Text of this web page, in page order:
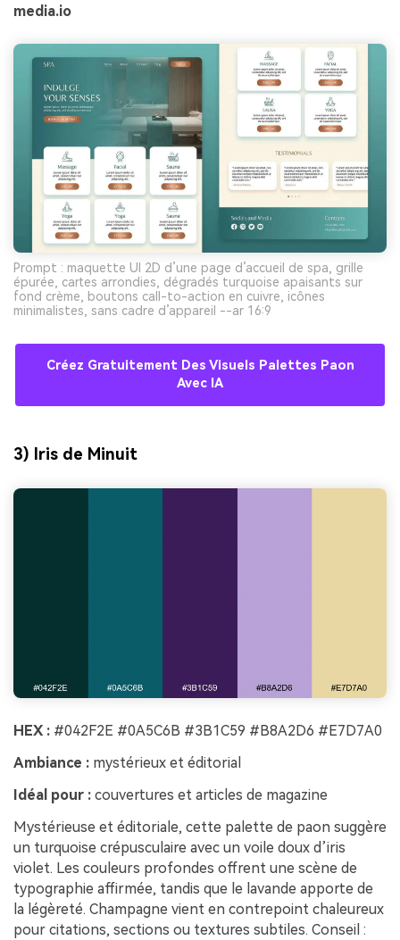
media.io
Prompt : maquette UI 2D d’une page d’accueil de spa, grille
épurée, cartes arrondies, dégradés turquoise apaisants sur
fond crème, boutons call-to-action en cuivre, icônes
minimalistes, sans cadre d’appareil --ar 16:9
Créez Gratuitement Des Visuels Palettes Paon
Avec IA
3) Iris de Minuit
HEX : #042F2E #0A5C6B #3B1C59 #B8A2D6 #E7D7A0
Ambiance : mystérieux et éditorial
Idéal pour : couvertures et articles de magazine
Mystérieuse et éditoriale, cette palette de paon suggère
un turquoise crépusculaire avec un voile doux d’iris
violet. Les couleurs profondes offrent une scène de
typographie affirmée, tandis que le lavande apporte de
la légèreté. Champagne vient en contrepoint chaleureux
pour citations, sections ou textures subtiles. Conseil :